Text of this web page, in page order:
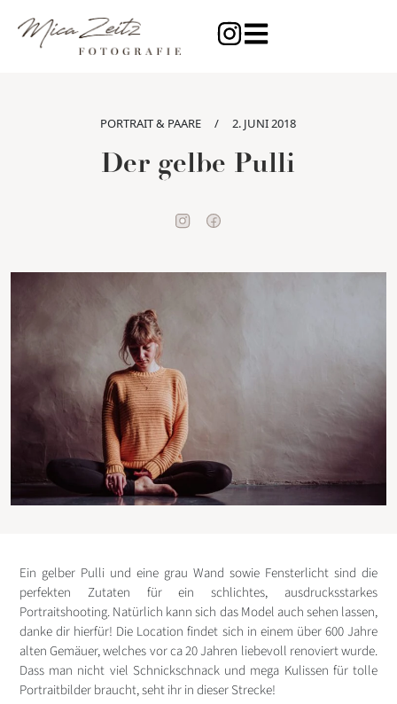
PORTRAIT & PAARE / 2. JUNI 2018
Der gelbe Pulli
Ein gelber Pulli und eine grau Wand sowie Fensterlicht sind die
perfekten Zutaten für ein schlichtes, ausdrucksstarkes
Portraitshooting. Natürlich kann sich das Model auch sehen lassen,
danke dir hierfür! Die Location findet sich in einem über 600 Jahre
alten Gemäuer, welches vor ca 20 Jahren liebevoll renoviert wurde.
Dass man nicht viel Schnickschnack und mega Kulissen für tolle
Portraitbilder braucht, seht ihr in dieser Strecke!